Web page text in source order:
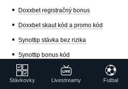
Doxxbet registračný bonus
Doxxbet skaut kód a promo kód
Synottip stávka bez rizika
Synottip bonus kód
Fortuna TV
Tipsport TV
Stávkovky Livestreamy Futbal